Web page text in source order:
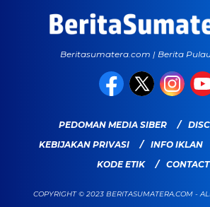
Beritasumatera.com | Berita
PEDOMAN MEDIA SIBER
KEBIJAKAN PRIVASI
INFO IKLAN
KODE ETIK
CONTACT
COPYRIGHT © 2023 BERITASUMATERA.COM -